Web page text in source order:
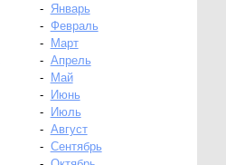
-
Январь
- Февраль
-
Март
- Апрель
-
Май
-
Июнь
-
Июль
- Август
- Сентябрь